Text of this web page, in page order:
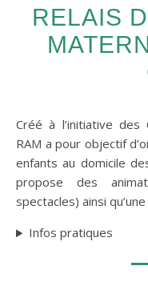
RELAIS
Créé à l’initiative des
RAM a pour objectif
enfants au domicile
propose des
spectacles) ainsi
Infos pratiques